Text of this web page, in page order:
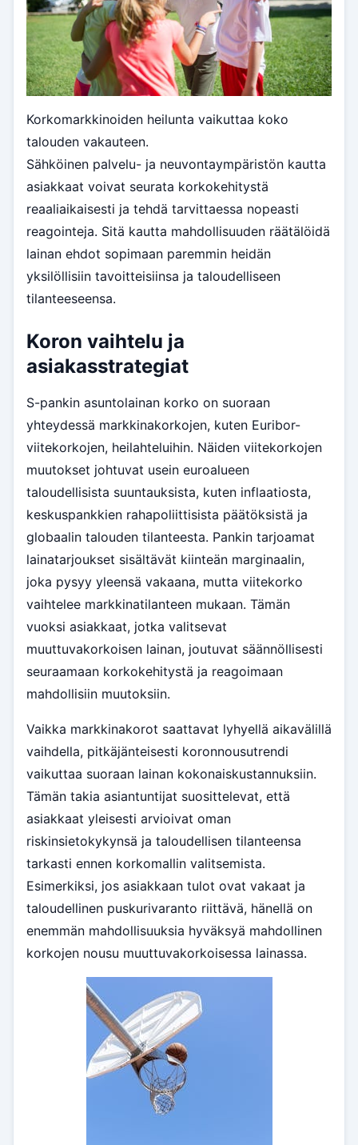
Korkomarkkinoiden heilunta vaikuttaa koko
talouden vakauteen.
Sähköinen palvelu- ja neuvontaympäristön kautta
asiakkaat voivat seurata korkokehitystä
reaaliaikaisesti ja tehdä tarvittaessa nopeasti
reagointeja. Sitä kautta mahdollisuuden räätälöidä
lainan ehdot sopimaan paremmin heidän
yksilöllisiin tavoitteisiinsa ja taloudelliseen
tilanteeseensa.
Koron vaihtelu ja
asiakasstrategiat
S-pankin asuntolainan korko on suoraan
yhteydessä markkinakorkojen, kuten Euribor-
viitekorkojen, heilahteluihin. Näiden viitekorkojen
muutokset johtuvat usein euroalueen
taloudellisista suuntauksista, kuten inflaatiosta,
keskuspankkien rahapoliittisista päätöksistä ja
globaalin talouden tilanteesta. Pankin tarjoamat
lainatarjoukset sisältävät kiinteän marginaalin,
joka pysyy yleensä vakaana, mutta viitekorko
vaihtelee markkinatilanteen mukaan. Tämän
vuoksi asiakkaat, jotka valitsevat
muuttuvakorkoisen lainan, joutuvat säännöllisesti
seuraamaan korkokehitystä ja reagoimaan
mahdollisiin muutoksiin.
Vaikka markkinakorot saattavat lyhyellä aikavälillä
vaihdella, pitkäjänteisesti koronnousutrendi
vaikuttaa suoraan lainan kokonaiskustannuksiin.
Tämän takia asiantuntijat suosittelevat, että
asiakkaat yleisesti arvioivat oman
riskinsietokykynsä ja taloudellisen tilanteensa
tarkasti ennen korkomallin valitsemista.
Esimerkiksi, jos asiakkaan tulot ovat vakaat ja
taloudellinen puskurivaranto riittävä, hänellä on
enemmän mahdollisuuksia hyväksyä mahdollinen
korkojen nousu muuttuvakorkoisessa lainassa.